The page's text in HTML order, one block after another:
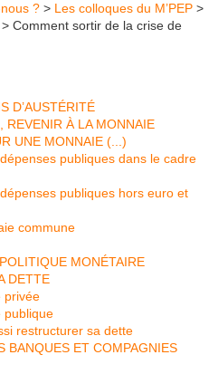
? > Les colloques du M’PEP >
> Comment sortir de la crise de
D’AUSTÉRITÉ
REVENIR À LA MONNAIE
UNE MONNAIE (...)
publiques dans le cadre
publiques hors euro et
commune
MONÉTAIRE
DETTE
privée
publique
restructurer sa dette
BANQUES ET COMPAGNIES